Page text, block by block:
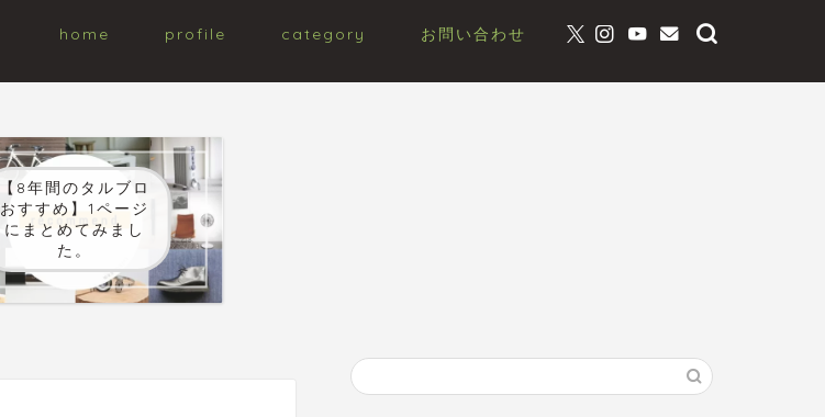
home profile category お問い合わせ
【8年間のタルブロ
おすすめ】1ページ
にまとめてみまし
た。